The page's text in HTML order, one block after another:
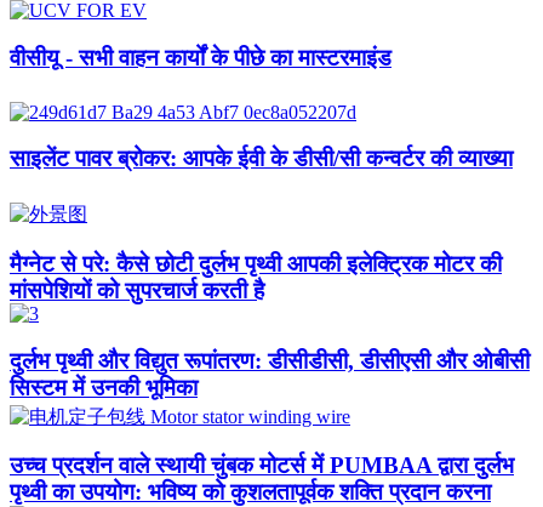
वीसीयू - सभी वाहन कार्यों के पीछे का मास्टरमाइंड
साइलेंट पावर ब्रोकर: आपके ईवी के डीसी/सी कन्वर्टर की व्याख्या
मैग्नेट से परे: कैसे छोटी दुर्लभ पृथ्वी आपकी इलेक्ट्रिक मोटर की
मांसपेशियों को सुपरचार्ज करती है
दुर्लभ पृथ्वी और विद्युत रूपांतरण: डीसीडीसी, डीसीएसी और ओबीसी
सिस्टम में उनकी भूमिका
उच्च प्रदर्शन वाले स्थायी चुंबक मोटर्स में PUMBAA द्वारा दुर्लभ
पृथ्वी का उपयोग: भविष्य को कुशलतापूर्वक शक्ति प्रदान करना